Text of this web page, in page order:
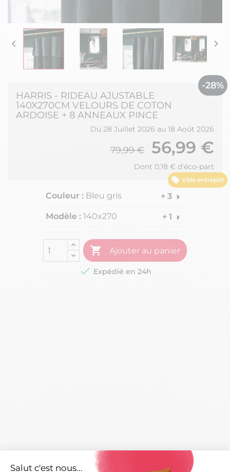
Salut c'est nous...
 
Vide entrepôt
-28%
HARRIS - RIDEAU AJUSTABLE
140X270CM VELOURS DE COTON
ARDOISE + 8 ANNEAUX PINCE
Du 28 Juillet 2026 au 18 Août 2026
79,99 € 56,99 €
Dont 0,18 € d'éco-part
Couleur : Bleu gris + 3 arrow_right
Modèle : 140x270 + 1 arrow_right
 Ajouter au panier
 Expédié en 24h
Caractéristiques